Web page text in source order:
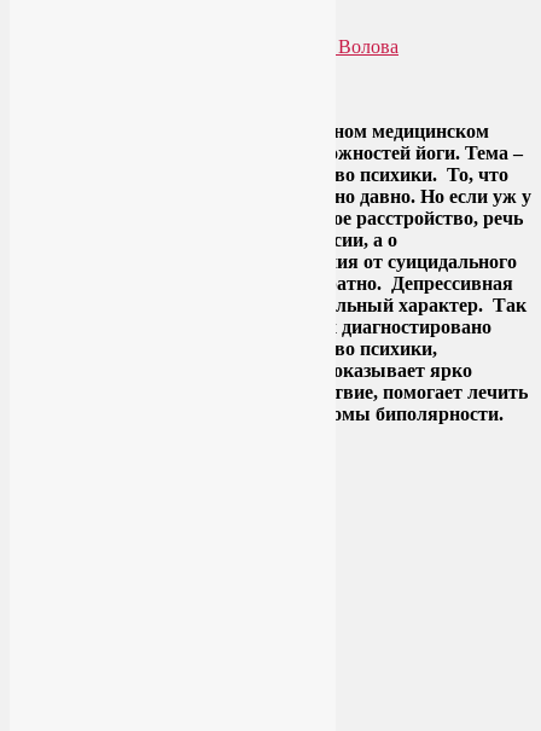
Лия Волова
Сегодня обнаружила отчет об очередном медицинском
исследовании терапевтических возможностей йоги. Тема –
биполярное аффективное расстройство психики. То, что
йога может лечить депрессию, известно давно. Но если уж у
человека диагностировано биполярное расстройство, речь
идет не просто о склонности к депрессии, а о
разрушительных перепадах настроения от суицидального
до маниакально-эйфорического и обратно. Депрессивная
фаза, как правило, имеет более длительный характер. Так
вот: некоторые пациенты, у которых диагностировано
биполярное аффективное расстройство психики,
утверждают, что йога при депрессии оказывает ярко
выраженное успокаивающее воздействие, помогает лечить
депрессию и в целом смягчает симптомы биполярности.